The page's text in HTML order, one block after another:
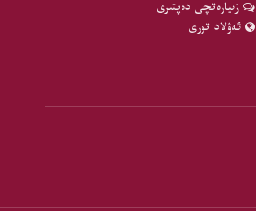
زىيارەتچى دەپتىرى
ئەۋلاد تورى